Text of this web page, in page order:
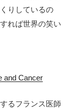
りしているの
れば世界の笑い
and Cancer
るフランス医師